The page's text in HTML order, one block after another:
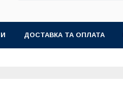
ДОСТАВКА ТА ОПЛАТА